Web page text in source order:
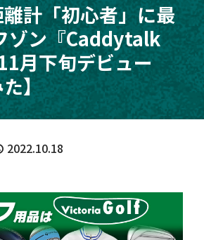
計「初心者」に最
ゾン『Caddytalk
月下旬デビュー
】
2022.10.18